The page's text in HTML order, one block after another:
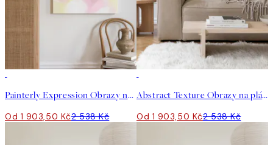
Painterly Expression Obrazy na plátně Duo
Od 1 903,50 Kč2 538 Kč
Abstract Texture Obrazy na plátně Duo
Od 1 903,50 Kč2 538 Kč